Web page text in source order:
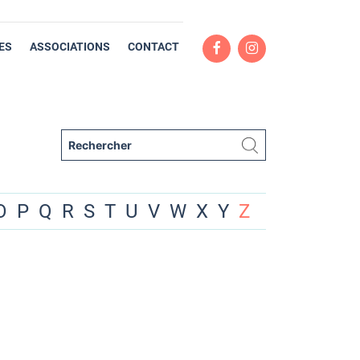
ASSOCIATIONS CONTACT
P Q R S T U V W X Y Z